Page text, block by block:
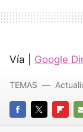
Vía | Google
FACEBOOK
TWITTER
TEMAS